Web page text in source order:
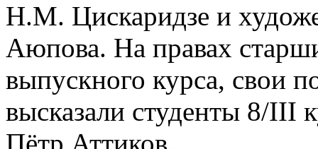
Н.М. Цискаридзе и
Аюпова. На правах
выпускного курса, свои
высказали студенты 8/